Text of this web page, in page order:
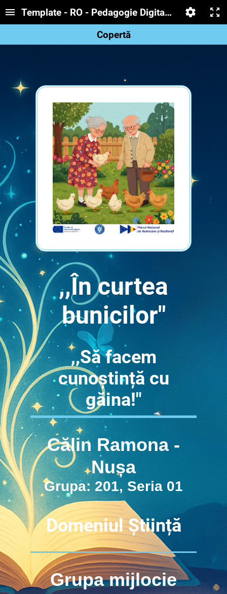
Template - RO - Pedagogie Digitala - Sablon
Copertă
,,În curtea
bunicilor"
,,Să facem
cunoștință cu
găina!"
Călin Ramona -
Nușa
Grupa: 201, Seria 01
Domeniul Știință
Grupa mijlocie